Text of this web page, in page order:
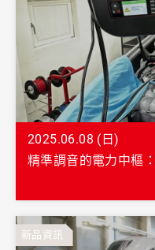
2025.06.08 (日)
精準調音的電力中樞
新品資訊